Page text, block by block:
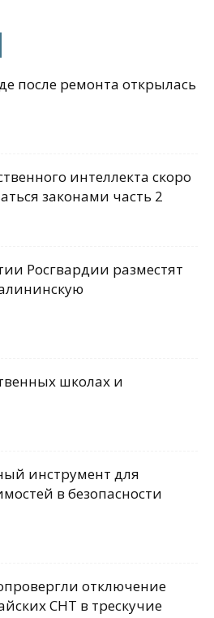
после ремонта открылась
интеллекта скоро
законами часть 2
Росгвардии разместят
школах и
инструмент для
в безопасности
отключение
СНТ в трескучие